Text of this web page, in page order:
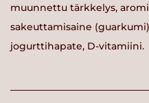
muunnettu tärkkelys,
sakeuttamisaine
jogurttihapate, D-vitamiini.